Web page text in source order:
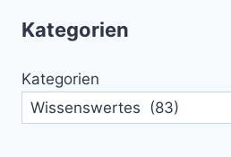
Kategorien
Kategorien